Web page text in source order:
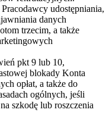
udostępniania,
danych
trzecim, a także
pkt 9 lub 10,
blokady Konta
opłat, a także do
ogólnych, jeśli
szkodę lub roszczenia